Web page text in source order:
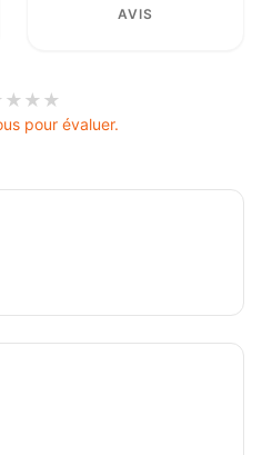
AVIS
★ ★ ★
pour évaluer.